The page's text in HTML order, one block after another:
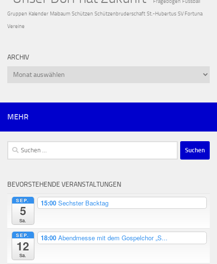
Gruppen Kalender Maibaum Schützen Schützenbruderschaft St.-Hubertus SV Fortuna
Vereine
ARCHIV
Archiv
MEHR
Suchen
nach:
BEVORSTEHENDE VERANSTALTUNGEN
SEP.
5
Sa.
15:00 Sechster Backtag
SEP.
12
Sa.
18:00 Abendmesse mit dem Gospelchor „S...